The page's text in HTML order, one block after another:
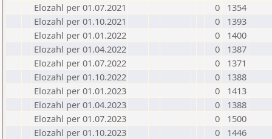
Elozahl per 01.07.2021
0
1354
Elozahl per 01.10.2021
0
1393
Elozahl per 01.01.2022
0
1400
Elozahl per 01.04.2022
0
1387
Elozahl per 01.07.2022
0
1371
Elozahl per 01.10.2022
0
1388
Elozahl per 01.01.2023
0
1413
Elozahl per 01.04.2023
0
1388
Elozahl per 01.07.2023
0
1500
Elozahl per 01.10.2023
0
1446